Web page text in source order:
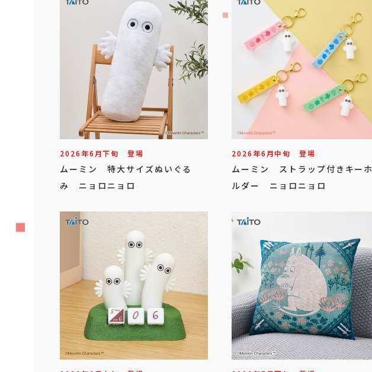
2026年6月下旬 登場
ムーミン 特大サイズぬいぐる
み ニョロニョロ
2026年6月中旬 登場
ムーミン ストラップ付きキーホ
ルダー ニョロニョロ